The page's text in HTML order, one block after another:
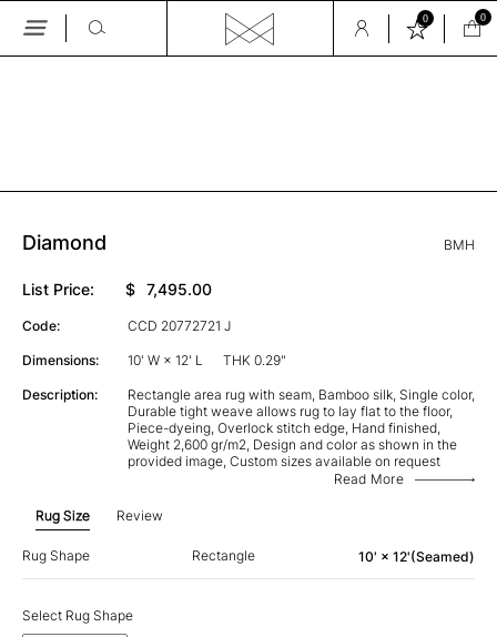
Skip
0 0
Diamond BMH
List Price: $ 7,495.00
Code: CCD 20772721 J
Dimensions: 10' W × 12' L THK 0.29"
Description:
Rectangle area rug with seam, Bamboo silk, Single color,
Durable tight weave allows rug to lay flat to the floor,
Piece-dyeing, Overlock stitch edge, Hand finished,
Weight 2,600 gr/m2, Design and color as shown in the
provided image, Custom sizes available on request
Read More
Rug Size Review
Rug Shape Rectangle 10' × 12'(Seamed)
Select Rug Shape